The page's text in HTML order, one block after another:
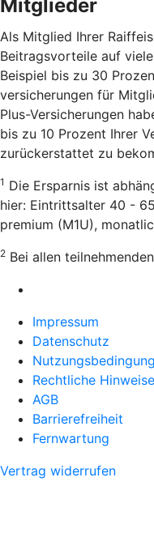
Mitglieder
Als Mitglied Ihrer
Beitragsvorteile auf
Beispiel bis zu 30
versicherungen für
Plus-Versicherungen
bis zu 10 Prozent Ihrer
zurückerstattet zu
1 Die Ersparnis ist
hier: Eintrittsalter 40 -
premium (M1U),
2 Bei allen
Impressum
Datenschutz
Rechtliche Hinweise
AGB
Barrierefreiheit
Fernwartung
Vertrag widerrufen